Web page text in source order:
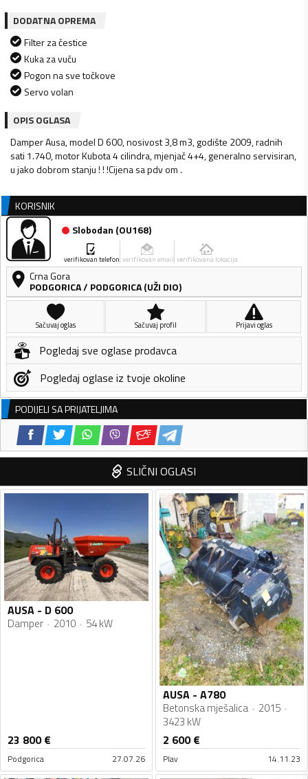
DODATNA OPREMA
Filter za čestice
Kuka za vuču
Pogon na sve točkove
Servo volan
OPIS OGLASA
Damper Ausa, model D 600, nosivost 3,8 m3, godište 2009, radnih
sati 1.740, motor Kubota 4 cilindra, mjenjač 4+4, generalno servisiran,
u jako dobrom stanju ! ! !Cijena sa pdv om .
KORISNIK
Slobodan (OU168)
verifikovan telefon verifikovan email verifikovana lokacija
Crna Gora
PODGORICA/ PODGORICA (UŽI DIO)
Sačuvaj oglas Sačuvaj profil Prijavi oglas
Pogledaj sve oglase prodavca
Pogledaj oglase iz tvoje okoline
PODIJELI SA PRIJATELJIMA
SLIČNI OGLASI
AUSA - D 600
Damper 2010 54 kW
23 800€
Podgorica 27.07.26
AUSA - A780
Betonska mješalica
2015
3423 kW
2 600€
Plav 14.11.23